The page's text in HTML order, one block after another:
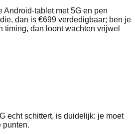
Android‑tablet met 5G en pen
dan is €699 verdedigbaar; ben je
timing, dan loont wachten vrijwel
echt schittert, is duidelijk: je moet
punten.